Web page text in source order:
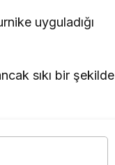
uyguladığı
sıkı bir şekilde